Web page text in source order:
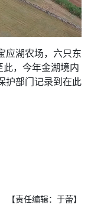
湖农场，六只东
此，今年金湖境内
护部门记录到在此
【责任编辑：于蕾】